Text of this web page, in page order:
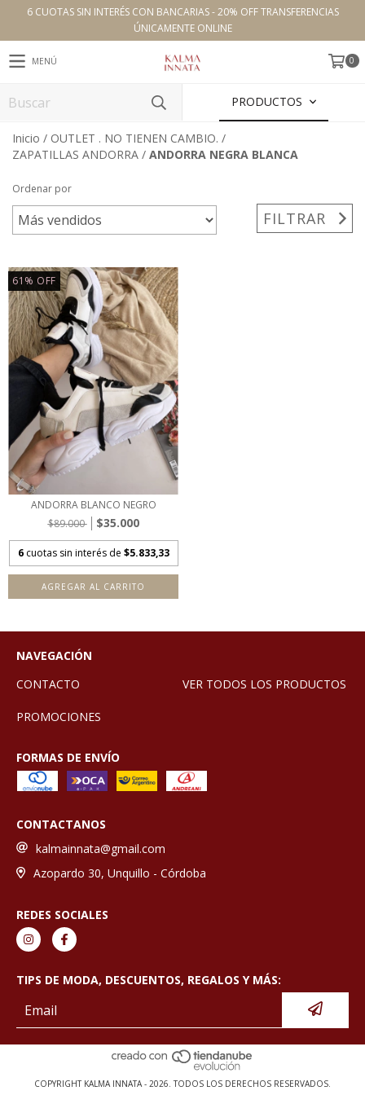
6 CUOTAS SIN INTERÉS CON BANCARIAS - 20% OFF TRANSFERENCIAS
ÚNICAMENTE ONLINE
MENÚ 0
PRODUCTOS
Inicio / OUTLET . NO TIENEN CAMBIO. /
ZAPATILLAS ANDORRA / ANDORRA NEGRA BLANCA
Ordenar por
FILTRAR
61 % OFF
ANDORRA BLANCO NEGRO
$89.000
$35.000
6 cuotas sin interés de $5.833,33
AGREGAR AL CARRITO
NAVEGACIÓN
CONTACTO
VER TODOS LOS PRODUCTOS
PROMOCIONES
FORMAS DE ENVÍO
CONTACTANOS
kalmainnata@gmail.com
Azopardo 30, Unquillo - Córdoba
REDES SOCIALES
TIPS DE MODA, DESCUENTOS, REGALOS Y MÁS:
COPYRIGHT KALMA INNATA - 2026. TODOS LOS DERECHOS RESERVADOS.